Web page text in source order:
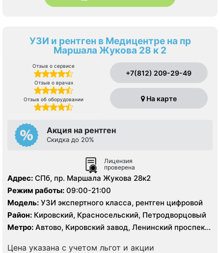
УЗИ и рентген в Медицентре на пр
Маршала Жукова 28 к 2
Отзыв о сервисе
Отзыв о врачах
Отзыв об оборудовании
+7(812) 209-29-49
На карте
Акция на рентген
Скидка до 20%
Лицензия
проверена
Адрес: СПб, пр. Маршала Жукова 28к2
Режим работы: 09:00-21:00
Модель: УЗИ экспертного класса, рентген цифровой
Район: Кировский, Красносельский, Петродворцовый
Метро: Автово, Кировский завод, Ленинский проспект,
Цена указана с учетом льгот и акции